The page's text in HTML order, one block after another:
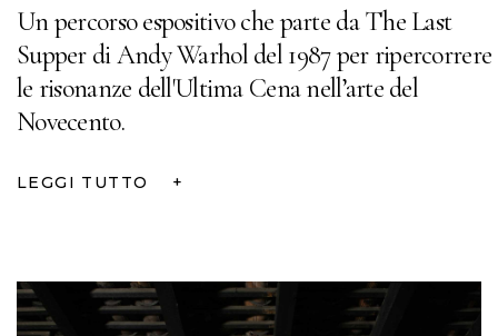
Un percorso espositivo che parte da The Last
Supper di Andy Warhol del 1987 per ripercorrere
le risonanze dell'Ultima Cena nell’arte del
Novecento.
LEGGI TUTTO +